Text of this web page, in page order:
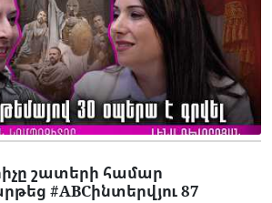
շատերի համար
#ABCինտերվյու 87